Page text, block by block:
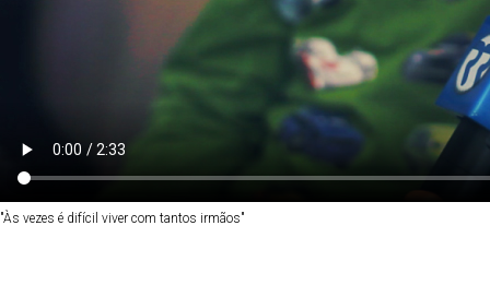
"Às vezes é difícil viver com tantos irmãos"